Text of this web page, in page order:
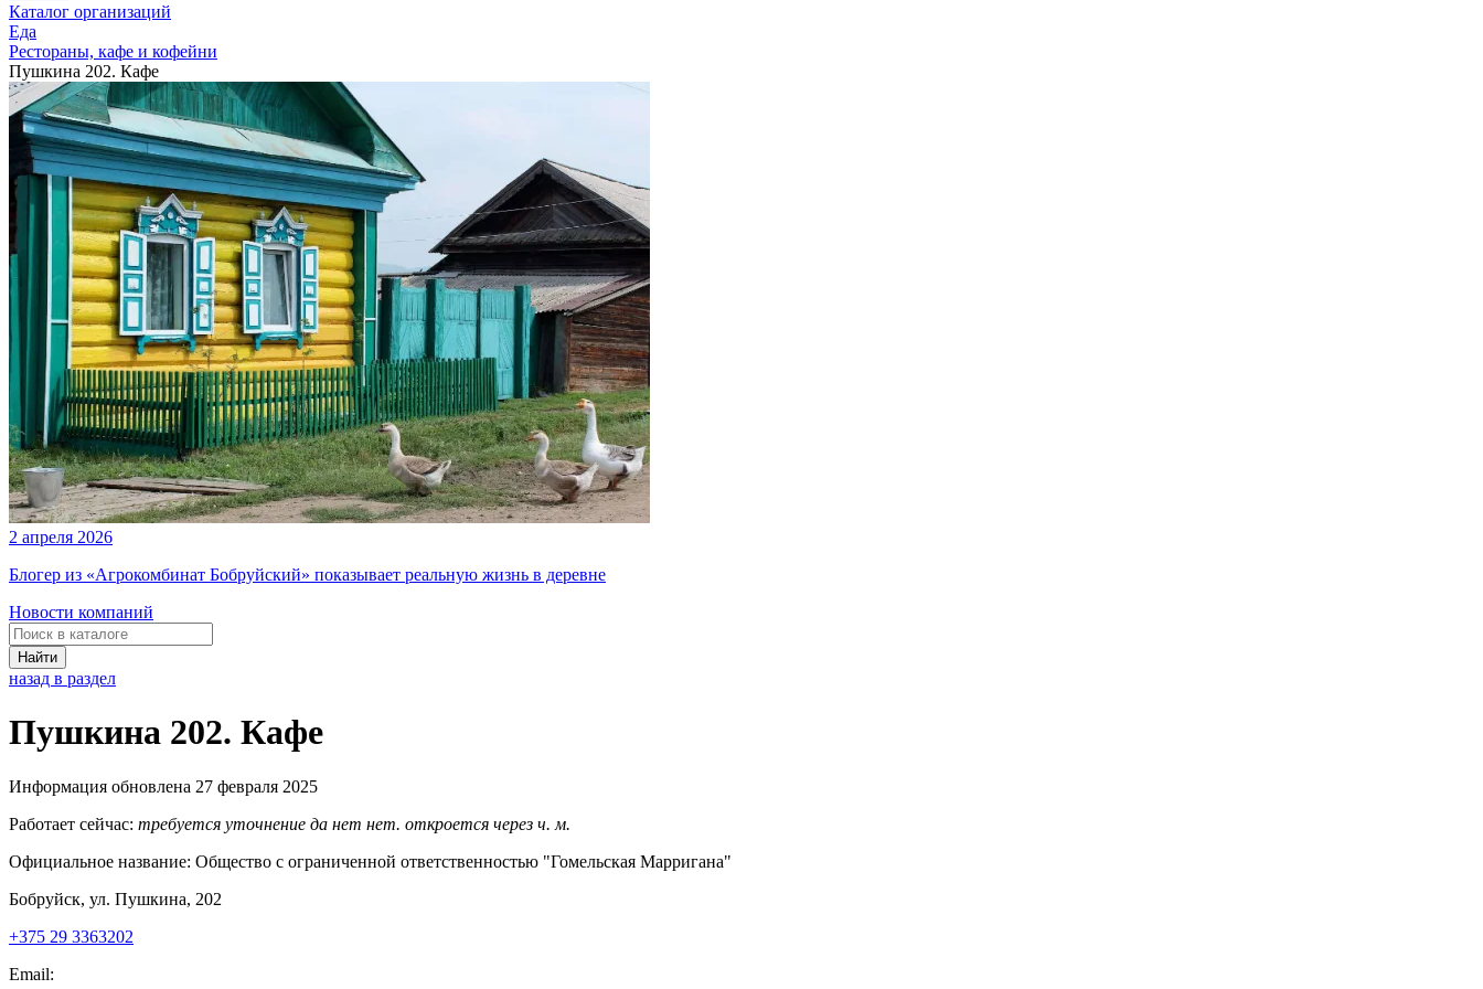
Каталог организаций
Еда
Рестораны, кафе и кофейни
Пушкина 202. Кафе
2 апреля 2026
Блогер из «Агрокомбинат Бобруйский» показывает реальную жизнь в деревне
Новости компаний
Найти
назад в раздел
Пушкина 202. Кафе
Информация обновлена 27 февраля 2025
Работает сейчас: требуется уточнение да нет нет. откроется через ч. м.
Официальное название: Общество с ограниченной ответственностью "Гомельская Марригана"
Бобруйск, ул. Пушкина, 202
+375 29 3363202
Email: